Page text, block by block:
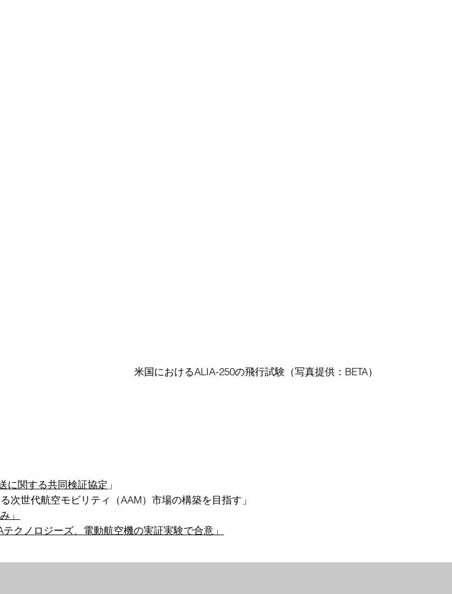
米国におけるALIA-250の飛行試験（写真提供：BETA）
に関する共同検証協定 」
次世代航空モビリティ（AAM）市場の構築を目指す」
」
テクノロジーズ、電動航空機の実証実験で合意」